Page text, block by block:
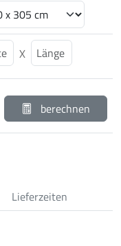
X
berechnen
Lieferzeiten